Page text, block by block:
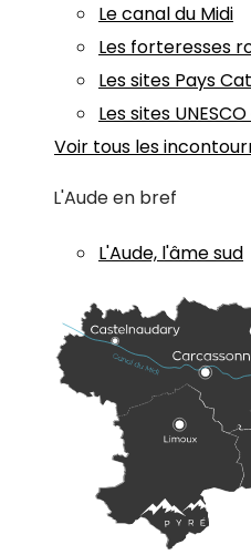
Le canal du Midi
Les forteresses
Les sites Pays
Les sites
Voir tous les
L'Aude en bref
L'Aude, l'âme sud